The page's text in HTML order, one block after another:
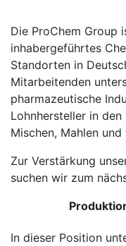
Die ProChem Group
inhabergeführtes
Standorten in
Mitarbeitenden
pharmazeutische
Lohnhersteller in den
Mischen, Mahlen
Zur Verstärkung
suchen wir zum
In dieser Position